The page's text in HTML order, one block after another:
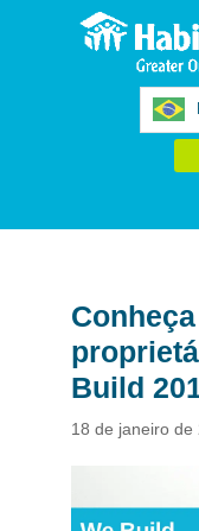
Build
18 de janeiro de